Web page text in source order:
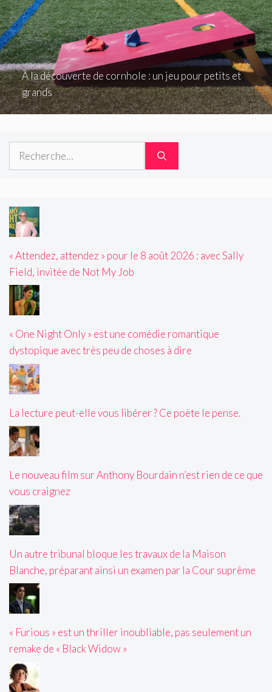
À la découverte de cornhole : un jeu pour petits et
grands
Rechercher :
« Attendez, attendez » pour le 8 août 2026 : avec Sally
Field, invitée de Not My Job
« One Night Only » est une comédie romantique
dystopique avec très peu de choses à dire
La lecture peut-elle vous libérer ? Ce poète le pense.
Le nouveau film sur Anthony Bourdain n’est rien de ce que
vous craignez
Un autre tribunal bloque les travaux de la Maison
Blanche, préparant ainsi un examen par la Cour suprême
« Furious » est un thriller inoubliable, pas seulement un
remake de « Black Widow »